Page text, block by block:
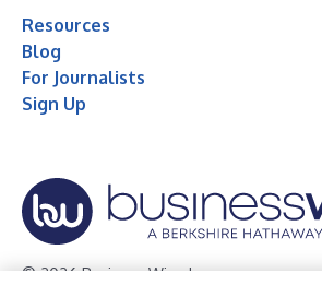
Resources
Blog
For Journalists
Sign Up
© 2026 Business Wire, Inc.